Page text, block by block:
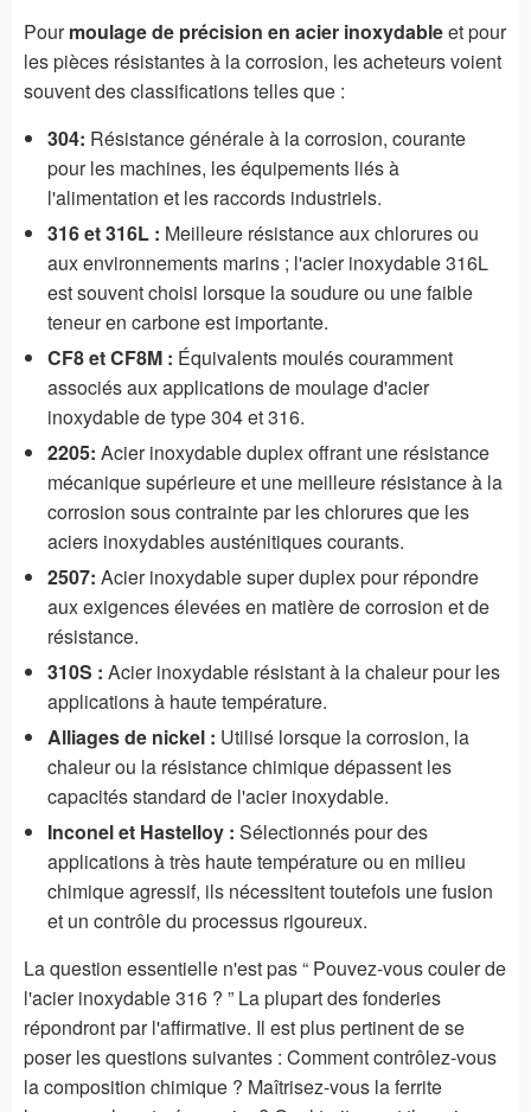
Pourmoulage de précision en acier inoxydableet pour
les pièces résistantes à la corrosion, les acheteurs voient
souvent des classifications telles que :
304: Résistance générale à la corrosion, courante
pour les machines, les équipements liés à
l'alimentation et les raccords industriels.
316 et 316L : Meilleure résistance aux chlorures ou
aux environnements marins ; l'acier inoxydable 316L
est souvent choisi lorsque la soudure ou une faible
teneur en carbone est importante.
CF8 et CF8M : Équivalents moulés couramment
associés aux applications de moulage d'acier
inoxydable de type 304 et 316.
2205: Acier inoxydable duplex offrant une résistance
mécanique supérieure et une meilleure résistance à la
corrosion sous contrainte par les chlorures que les
aciers inoxydables austénitiques courants.
2507: Acier inoxydable super duplex pour répondre
aux exigences élevées en matière de corrosion et de
résistance.
310S : Acier inoxydable résistant à la chaleur pour les
applications à haute température.
Alliages de nickel : Utilisé lorsque la corrosion, la
chaleur ou la résistance chimique dépassent les
capacités standard de l'acier inoxydable.
Inconel et Hastelloy : Sélectionnés pour des
applications à très haute température ou en milieu
chimique agressif, ils nécessitent toutefois une fusion
et un contrôle du processus rigoureux.
La question essentielle n'est pas “ Pouvez-vous couler de
l'acier inoxydable 316 ? ” La plupart des fonderies
répondront par l'affirmative. Il est plus pertinent de se
poser les questions suivantes : Comment contrôlez-vous
la composition chimique ? Maîtrisez-vous la ferrite